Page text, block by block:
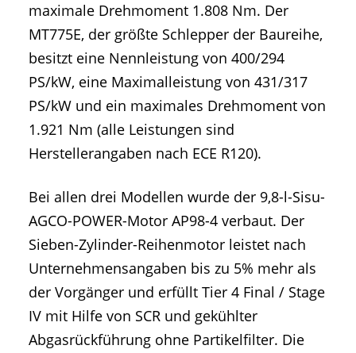
maximale Drehmoment 1.808 Nm. Der
MT775E, der größte Schlepper der Baureihe,
besitzt eine Nennleistung von 400/294
PS/kW, eine Maximalleistung von 431/317
PS/kW und ein maximales Drehmoment von
1.921 Nm (alle Leistungen sind
Herstellerangaben nach ECE R120).
Bei allen drei Modellen wurde der 9,8-l-Sisu-
AGCO-POWER-Motor AP98-4 verbaut. Der
Sieben-Zylinder-Reihenmotor leistet nach
Unternehmensangaben bis zu 5% mehr als
der Vorgänger und erfüllt Tier 4 Final / Stage
IV mit Hilfe von SCR und gekühlter
Abgasrückführung ohne Partikelfilter. Die